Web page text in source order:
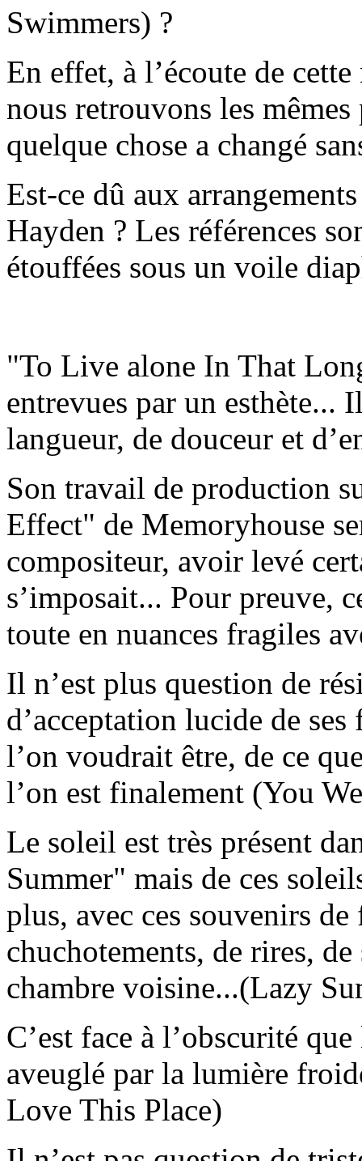
Swimmers) ?
En effet, à l’écoute de
nous retrouvons les
quelque chose a changé
Est-ce dû aux
Hayden ? Les références
étouffées sous un voile
"To Live alone In That
entrevues par un esthète...
langueur, de douceur et
Son travail de production
Effect" de Memoryhouse
compositeur, avoir levé
s’imposait... Pour preuve,
toute en nuances fragiles
Il n’est plus question de
d’acceptation lucide de
l’on voudrait être, de ce
l’on est finalement (You
Le soleil est très présent
Summer" mais de ces
plus, avec ces souvenirs
chuchotements, de rires,
chambre voisine...(Lazy
C’est face à l’obscurité
aveuglé par la lumière
Love This Place)